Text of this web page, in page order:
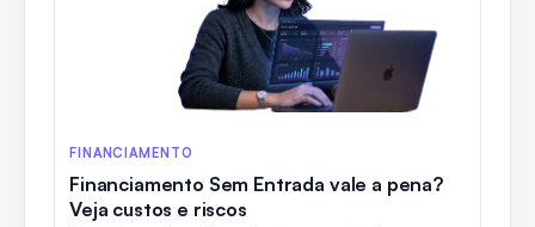
FINANCIAMENTO
Financiamento Sem Entrada vale a pena?
Veja custos e riscos